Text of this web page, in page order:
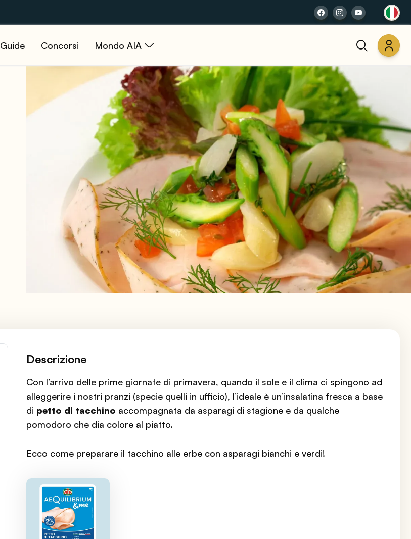
Guide Concorsi Mondo AIA
Descrizione
Con l’arrivo delle prime giornate di primavera, quando il sole e il clima ci spingono ad
alleggerire i nostri pranzi (specie quelli in ufficio), l’ideale è un’insalatina fresca a base
di petto di tacchino accompagnata da asparagi di stagione e da qualche
pomodoro che dia colore al piatto.
Ecco come preparare il tacchino alle erbe con asparagi bianchi e verdi!